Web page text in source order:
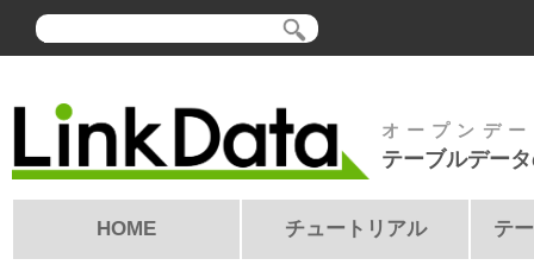
オープンデ
テーブルデー
HOME チュートリアル テ